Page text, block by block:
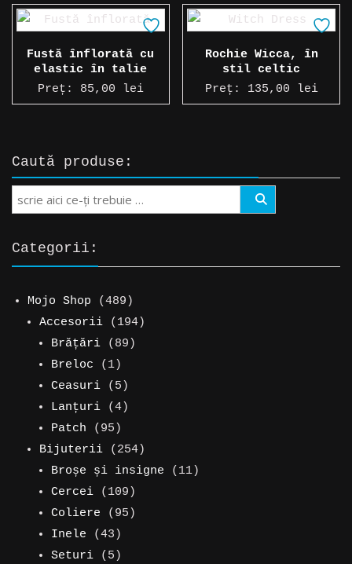
Fustă înflorată cu
elastic în talie
Preț: 85,00 lei
Rochie Wicca, în
stil celtic
Preț: 135,00 lei
Caută produse:
Search
Categorii:
Mojo Shop 489489
de
produse
Accesorii 194194
Brățări 8989
Breloc 11
produs
Ceasuri 55
produse
Lanțuri 44
Patch 9595
de
produse
Bijuterii 254254
de
Broșe și insigne 1111
Cercei 109109
produse
Coliere 9595
Inele 4343
de
Seturi 55